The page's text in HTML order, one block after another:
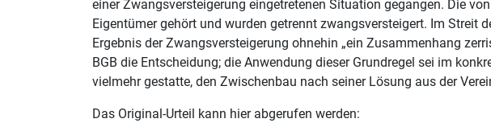
einer Zwangsversteigerung eingetretenen Situation gegangen. Die
Eigentümer gehört und wurden getrennt zwangsversteigert. Im Streit
Ergebnis der Zwangsversteigerung ohnehin „ein Zusammenhang
BGB die Entscheidung; die Anwendung dieser Grundregel sei im
vielmehr gestatte, den Zwischenbau nach seiner Lösung aus der
Das Original-Urteil kann hier abgerufen werden: